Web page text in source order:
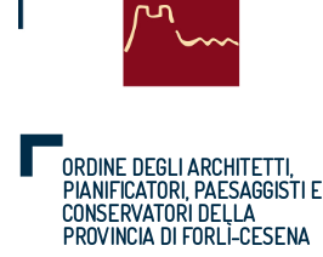
ORDINE DEGLI ARCHITETTI,
PIANIFICATORI, PAESAGGISTI E
CONSERVATORI DELLA
PROVINCIA DI FORLÌ-CESENA